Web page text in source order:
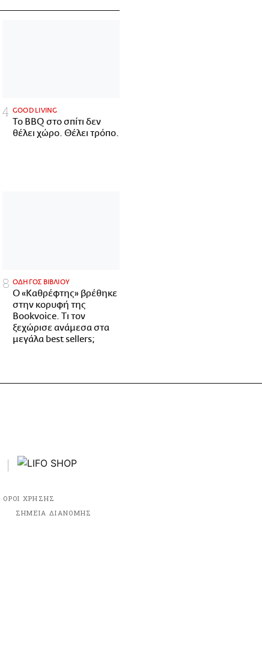
GOOD LIVING
Το BBQ στο σπίτι δεν
θέλει χώρο. Θέλει τρόπο.
ΟΔΗΓΟΣ ΒΙΒΛΙΟΥ
Ο «Καθρέφτης» βρέθηκε
στην κορυφή της
Bookvoice. Τι τον
ξεχώρισε ανάμεσα στα
μεγάλα best sellers;
ΟΡΟΙ ΧΡΗΣΗΣ
ΣΗΜΕΙΑ ΔΙΑΝΟΜΗΣ